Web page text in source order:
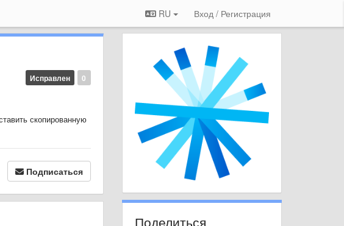
RU Вход / Регистрация
0
Исправлен
скопированную
Подписаться
Поделиться